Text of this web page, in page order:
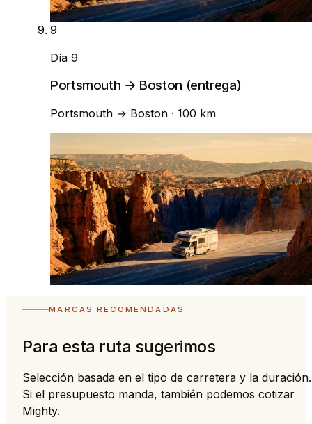
9
Día 9
Portsmouth → Boston (entrega)
Portsmouth → Boston · 100 km
MARCAS RECOMENDADAS
Para esta ruta sugerimos
Selección basada en el tipo de carretera y la duración.
Si el presupuesto manda, también podemos cotizar
Mighty.